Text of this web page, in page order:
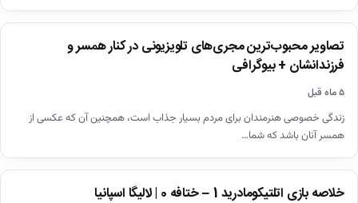
تصاویر محبوب‌ترین مجری‌های تلویزیونی در کنار همسر و
فرزندانشان + بیوگرافی
۵ ماه قبل
زندگی خصوصی هنرمندان برای مردم بسیار جذاب است، همچنین آن که عکسی از
همسر آنان باشد که شما…
خلاصه بازی اتلتیکومادرید 1 – ختافه 0 | لالیگا اسپانیا